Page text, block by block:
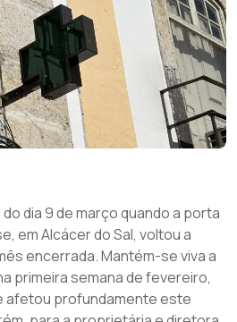
dia 9 de março quando a porta
em Alcácer do Sal, voltou a
encerrada. Mantém-se viva a
primeira semana de fevereiro,
afetou profundamente este